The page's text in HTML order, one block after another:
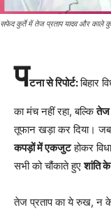
सफेद कुर्ते में तेज प्रताप यादव और काले
पटना से रिपोर्ट:बिहार
का मंच नहीं रहा, बल्कितेज
तूफान खड़ा कर दिया। जब
कपड़ों में एकजुटहोकर
सभी को चौंकाते हुएशांति
तेज प्रताप का ये रुख, न